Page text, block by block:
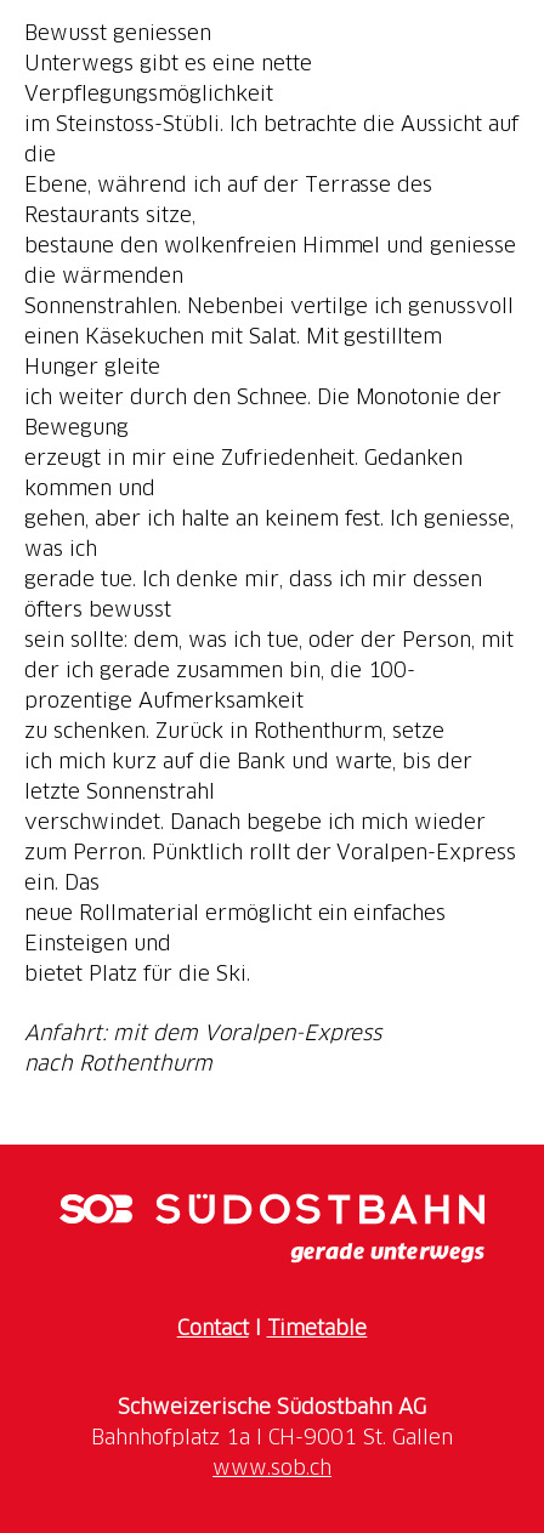
Bewusst geniessen
Unterwegs gibt es eine nette
Verpflegungsmöglichkeit
im Steinstoss-Stübli. Ich betrachte die Aussicht auf
die
Ebene, während ich auf der Terrasse des
Restaurants sitze,
bestaune den wolkenfreien Himmel und geniesse
die wärmenden
Sonnenstrahlen. Nebenbei vertilge ich genussvoll
einen Käsekuchen mit Salat. Mit gestilltem
Hunger gleite
ich weiter durch den Schnee. Die Monotonie der
Bewegung
erzeugt in mir eine Zufriedenheit. Gedanken
kommen und
gehen, aber ich halte an keinem fest. Ich geniesse,
was ich
gerade tue. Ich denke mir, dass ich mir dessen
öfters bewusst
sein sollte: dem, was ich tue, oder der Person, mit
der ich gerade zusammen bin, die 100-
prozentige Aufmerksamkeit
zu schenken. Zurück in Rothenthurm, setze
ich mich kurz auf die Bank und warte, bis der
letzte Sonnenstrahl
verschwindet. Danach begebe ich mich wieder
zum Perron. Pünktlich rollt der Voralpen-Express
ein. Das
neue Rollmaterial ermöglicht ein einfaches
Einsteigen und
bietet Platz für die Ski.
Anfahrt: mit dem Voralpen-Express
nach Rothenthurm
ContactI Timetable
Schweizerische Südostbahn AG
www.sob.ch